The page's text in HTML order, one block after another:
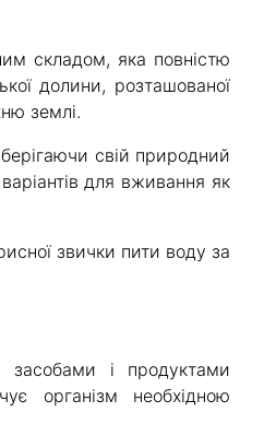
складом, яка повністю
долини, розташованої
землі.
свій природний
для вживання як
звички пити воду за
засобами і продуктами
організм необхідною